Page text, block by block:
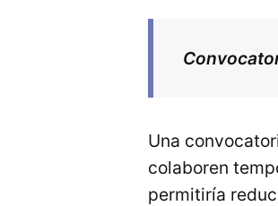
Una
colaboren
permitiría